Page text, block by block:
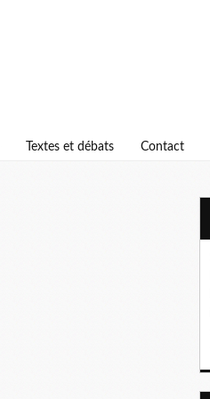
Textes et débats Contact